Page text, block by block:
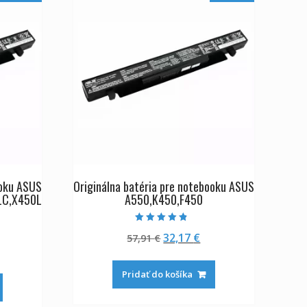
ASUS
€.
Originálna batéria pre notebooku ASUS
A550,K450,F450
4.50
z 5
57,91€Pôvodná
bola:
57,91 €.
32,17 €Aktuálna
je:
32,17 €.
Pridať do košíka